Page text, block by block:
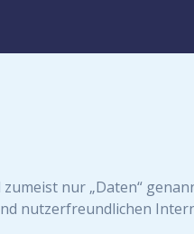
nur „Daten“
nutzerfreundlichen